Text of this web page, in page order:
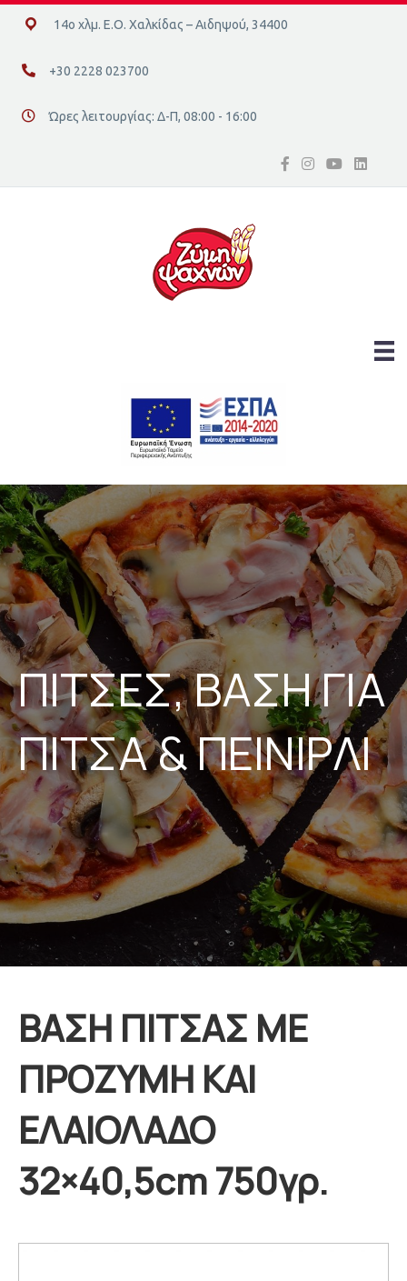
14ο χλμ. Ε.Ο. Χαλκίδας – Αιδηψού, 34400
14ο χλμ. Ε.Ο. Χαλκίδας – Αιδηψού, 34400
+30 2228 023700
+30 2228 023700
Διεύθυνση οδός 16, Ελλάδα
Ώρες λειτουργίας: Δ-Π, 08:00 - 16:00
ΠΙΤΣΕΣ, ΒΑΣΗ ΓΙΑ
ΠΙΤΣΑ & ΠΕΙΝΙΡΛΙ
ΒΑΣΗ ΠΙΤΣΑΣ ΜΕ
ΠΡΟΖΥΜΗ ΚΑΙ
ΕΛΑΙΟΛΑΔΟ
32×40,5cm 750γρ.